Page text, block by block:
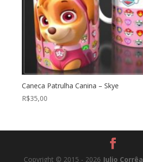
Caneca Patrulha Canina – Skye
R$35,00
Copyright © 2015 - 2026 Julio Corrêa